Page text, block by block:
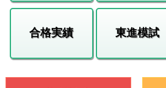
合格実績 東進模試